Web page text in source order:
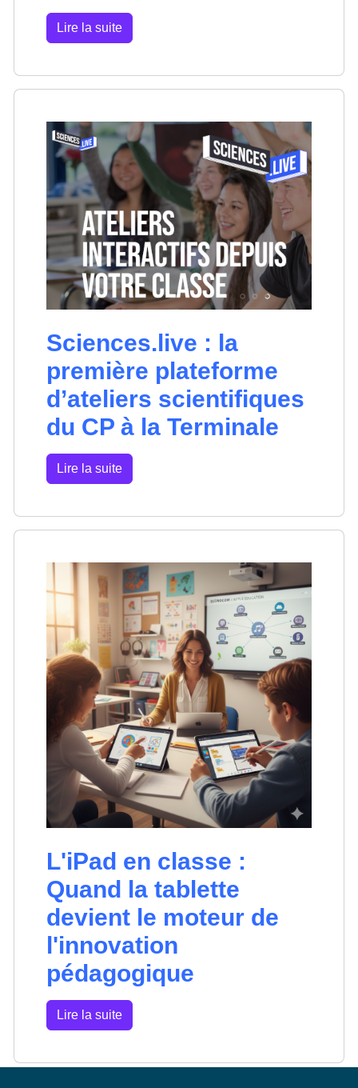
Lire la suite
Sciences.live : la
première plateforme
d’ateliers scientifiques
du CP à la Terminale
Lire la suite
L'iPad en classe :
Quand la tablette
devient le moteur de
l'innovation
pédagogique
Lire la suite